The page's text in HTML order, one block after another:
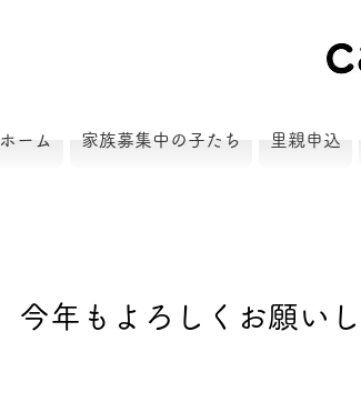
ホーム 家族募集中の子たち 里親申込
今年もよろしくお願い